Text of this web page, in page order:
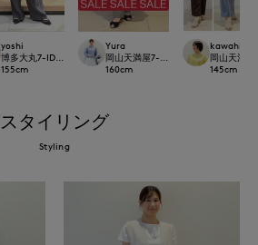
yoshi
博多大丸7-IDconcept.
155cm
Yura
岡山天満屋7-IDconcept.
160cm
kawahi
岡山天満
145cm
スタイリング
Styling